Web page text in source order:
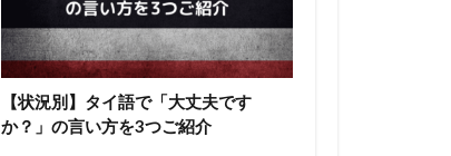
【状況別】タイ語で「大丈夫です
か？」の言い方を3つご紹介